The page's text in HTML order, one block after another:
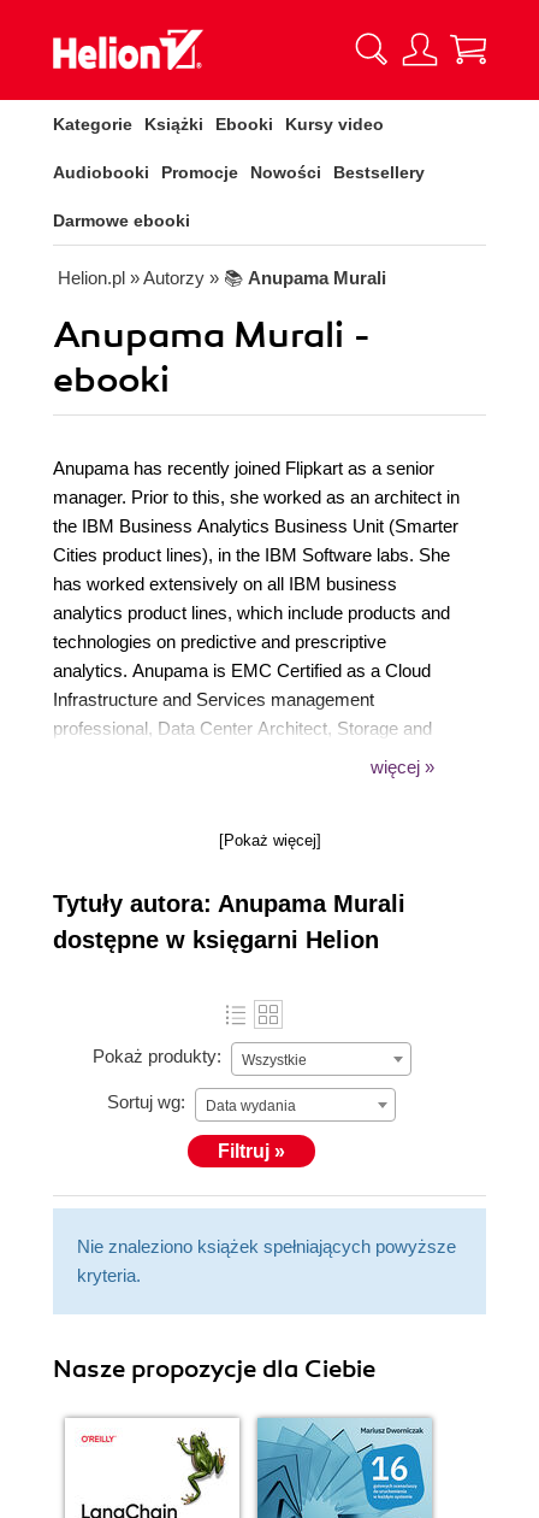
Kategorie Książki Ebooki Kursy video
Audiobooki Promocje Nowości Bestsellery
Darmowe ebooki
Helion.pl » Autorzy » 📚 Anupama Murali
Anupama Murali -
ebooki
Anupama has recently joined Flipkart as a senior
manager. Prior to this, she worked as an architect in
the IBM Business Analytics Business Unit (Smarter
Cities product lines), in the IBM Software labs. She
has worked extensively on all IBM business
analytics product lines, which include products and
technologies on predictive and prescriptive
analytics. Anupama is EMC Certified as a Cloud
Infrastructure and Services management
professional, Data Center Architect, Storage and
Management Professional, Networking Design and
więcej »
[Pokaż więcej]
Tytuły autora: Anupama Murali
dostępne w księgarni Helion
Pokaż produkty: Wszystkie
Sortuj wg: Data wydania
Filtruj »
Nie znaleziono książek spełniających powyższe
kryteria.
Nasze propozycje dla Ciebie